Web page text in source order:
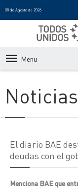
08 de Agosto de 2026
Menu
Noticias
El diario BAE
deudas con el
Menciona BAE que